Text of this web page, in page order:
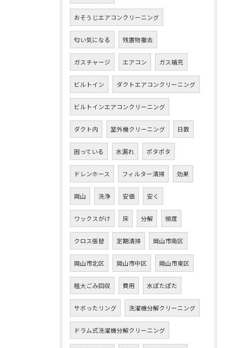
おそうじエアコンクリーニング
匂い気になる 残置物撤去
ガスチャージ エアコン ガス補充
ビルトイン ダクトエアコンクリーニング
ビルトインエアコンクリーニング
ダクト内 室外機クリーニング 日数
困っている 水漏れ ポタポタ
ドレンホース フィルター清掃 効果
岡山 洗浄 安価 安く
ワックスがけ 床 分解 頻度
クロス張替 定期清掃 岡山市南区
岡山市北区 岡山市中区 岡山市東区
粗大ごみ回収 費用 水ぽたぽた
サボったリング 洗濯機分解クリーニング
ドラム式洗濯機分解クリーニング